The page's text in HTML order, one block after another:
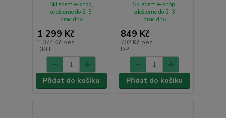
1 299 Kč
1 074 Kč bez
DPH
Skladem e-shop,
odešleme do 2-3
prac.dnů
Přidat do košíku
849 Kč
702 Kč bez
DPH
Skladem e-shop,
odešleme do 2-3
prac.dnů
Přidat do košíku